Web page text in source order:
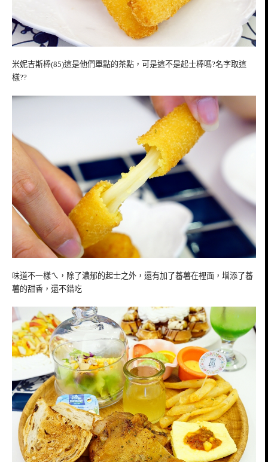
米妮吉斯棒(85)這是他們單點的茶點，可是這不是起士棒嗎?名字取這
樣??
味道不一樣ㄟ，除了濃郁的起士之外，還有加了蕃薯在裡面，增添了蕃
薯的甜香，還不錯吃